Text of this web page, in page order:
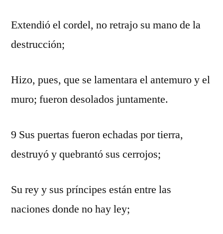
Extendió el cordel, no retrajo su mano de la
destrucción;
Hizo, pues, que se lamentara el antemuro y el
muro; fueron desolados juntamente.
9 Sus puertas fueron echadas por tierra,
destruyó y quebrantó sus cerrojos;
Su rey y sus príncipes están entre las
naciones donde no hay ley;